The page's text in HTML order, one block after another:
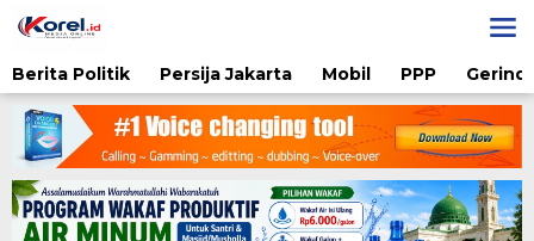
ke
Berita Politik
Persija Jakarta Mobil PPP